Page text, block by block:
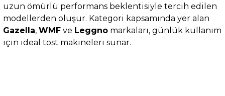
uzun ömürlü performans beklentisiyle tercih edilen
modellerden oluşur. Kategori kapsamında yer alan
Gazella, WMF ve Leggno markaları, günlük kullanım
için ideal tost makineleri sunar.